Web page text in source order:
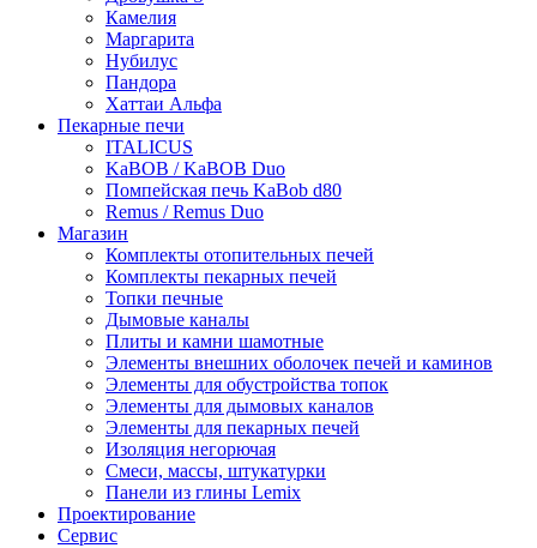
Камелия
Маргарита
Нубилус
Пандора
Хаттаи Альфа
Пекарные печи
ITALICUS
KaBOB / KaBOB Duo
Помпейская печь KaBob d80
Remus / Remus Duo
Магазин
Комплекты отопительных печей
Комплекты пекарных печей
Топки печные
Дымовые каналы
Плиты и камни шамотные
Элементы внешних оболочек печей и каминов
Элементы для обустройства топок
Элементы для дымовых каналов
Элементы для пекарных печей
Изоляция негорючая
Смеси, массы, штукатурки
Панели из глины Lemix
Проектирование
Сервис